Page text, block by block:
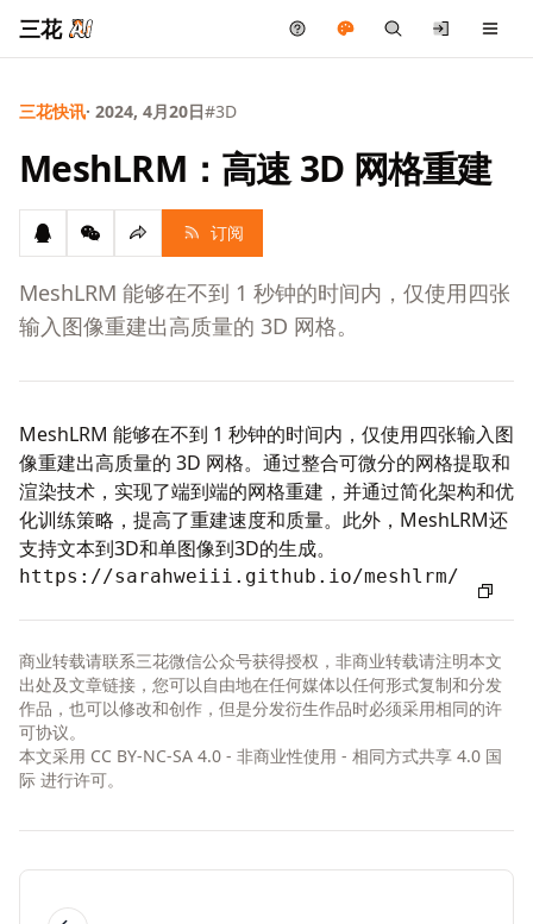
三花
三花快讯· 2024, 4月20日#3D
MeshLRM：高速 3D 网格重建
订阅
MeshLRM 能够在不到 1 秒钟的时间内，仅使用四张
输入图像重建出高质量的 3D 网格。
MeshLRM 能够在不到 1 秒钟的时间内，仅使用四张输入图
像重建出高质量的 3D 网格。通过整合可微分的网格提取和
渲染技术，实现了端到端的网格重建，并通过简化架构和优
化训练策略，提高了重建速度和质量。此外，MeshLRM还
支持文本到3D和单图像到3D的生成。
https://sarahweiii.github.io/meshlrm/
商业转载请联系三花微信公众号获得授权，非商业转载请注明本文
出处及文章链接，您可以自由地在任何媒体以任何形式复制和分发
作品，也可以修改和创作，但是分发衍生作品时必须采用相同的许
可协议。
本文采用 CC BY-NC-SA 4.0 - 非商业性使用 - 相同方式共享 4.0 国
际 进行许可。